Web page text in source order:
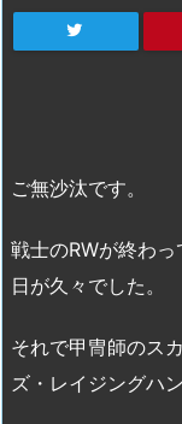
ご無沙汰です。
戦士のRWが終わ
日が久々でした。
それで甲冑師のス
ズ・レイジングハ